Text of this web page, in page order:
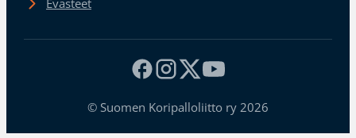
© Suomen Koripalloliitto ry 2026